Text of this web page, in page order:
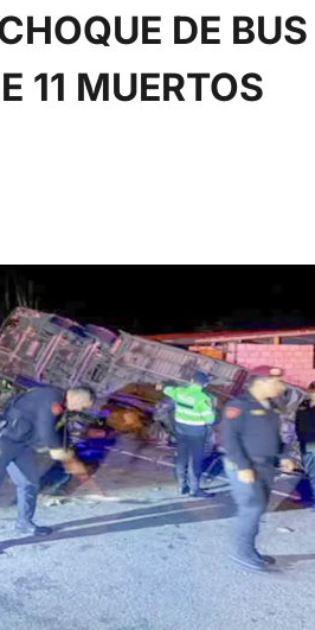
DE BUS
11 MUERTOS